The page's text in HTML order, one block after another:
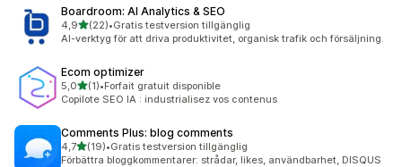
Boardroom: AI Analytics & SEO
4,9av 5 stjärnor
(22)
22 recensioner totalt
•Gratis testversion tillgänglig
AI-verktyg för att driva produktivitet, organisk trafik och försäljning.
Ecom optimizer
5,0av 5 stjärnor
(1)
1 recensioner totalt
•Forfait gratuit disponible
Copilote SEO IA : industrialisez vos contenus
Comments Plus: blog comments
4,7av 5 stjärnor
(19)
19 recensioner totalt
•Gratis testversion tillgänglig
Förbättra bloggkommentarer: strådar, likes, användbarhet, DISQUS